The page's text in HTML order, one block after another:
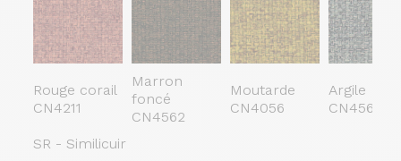
Rouge corail
CN4211
Marron
foncé
CN4562
Moutarde
CN4056
Argile
CN4560
SR - Similicuir